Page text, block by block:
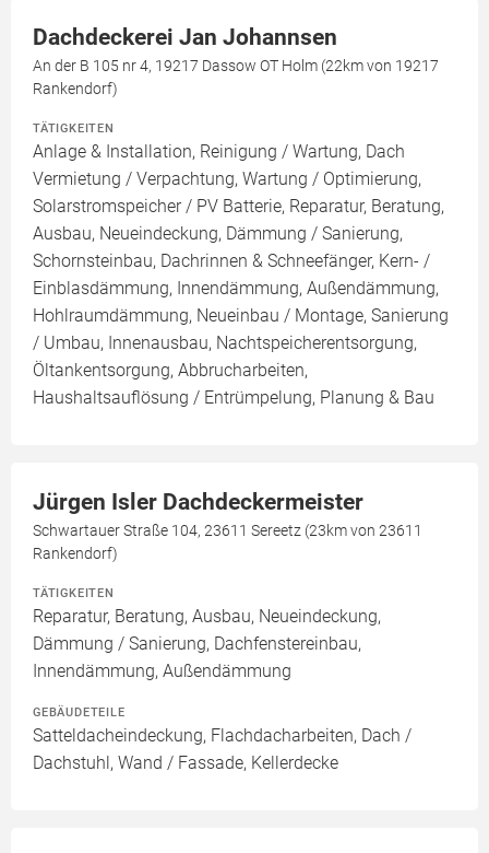
Dachdeckerei Jan Johannsen
An der B 105 nr 4, 19217 Dassow OT Holm (22km von 19217
Rankendorf)
TÄTIGKEITEN
Anlage & Installation, Reinigung / Wartung, Dach
Vermietung / Verpachtung, Wartung / Optimierung,
Solarstromspeicher / PV Batterie, Reparatur, Beratung,
Ausbau, Neueindeckung, Dämmung / Sanierung,
Schornsteinbau, Dachrinnen & Schneefänger, Kern- /
Einblasdämmung, Innendämmung, Außendämmung,
Hohlraumdämmung, Neueinbau / Montage, Sanierung
/ Umbau, Innenausbau, Nachtspeicherentsorgung,
Öltankentsorgung, Abbrucharbeiten,
Haushaltsauflösung / Entrümpelung, Planung & Bau
Jürgen Isler Dachdeckermeister
Schwartauer Straße 104, 23611 Sereetz (23km von 23611
Rankendorf)
TÄTIGKEITEN
Reparatur, Beratung, Ausbau, Neueindeckung,
Dämmung / Sanierung, Dachfenstereinbau,
Innendämmung, Außendämmung
GEBÄUDETEILE
Satteldacheindeckung, Flachdacharbeiten, Dach /
Dachstuhl, Wand / Fassade, Kellerdecke